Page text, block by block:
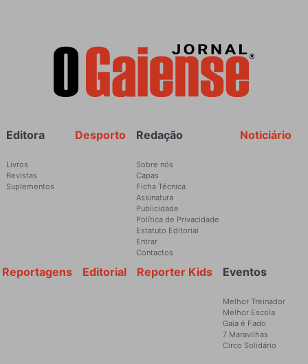
Rodapé Noticiário
Redação
Sobre nós
Capas
Ficha Técnica
Assinatura
Publicidade
Política de Privacidade
Estatuto Editorial
Entrar
Contactos
Desporto
Editora
Livros
Revistas
Suplementos
Eventos
Melhor Treinador
Melhor Escola
Gaia é Fado
7 Maravilhas
Circo Solidário
Reporter Kids
Editorial
Reportagens